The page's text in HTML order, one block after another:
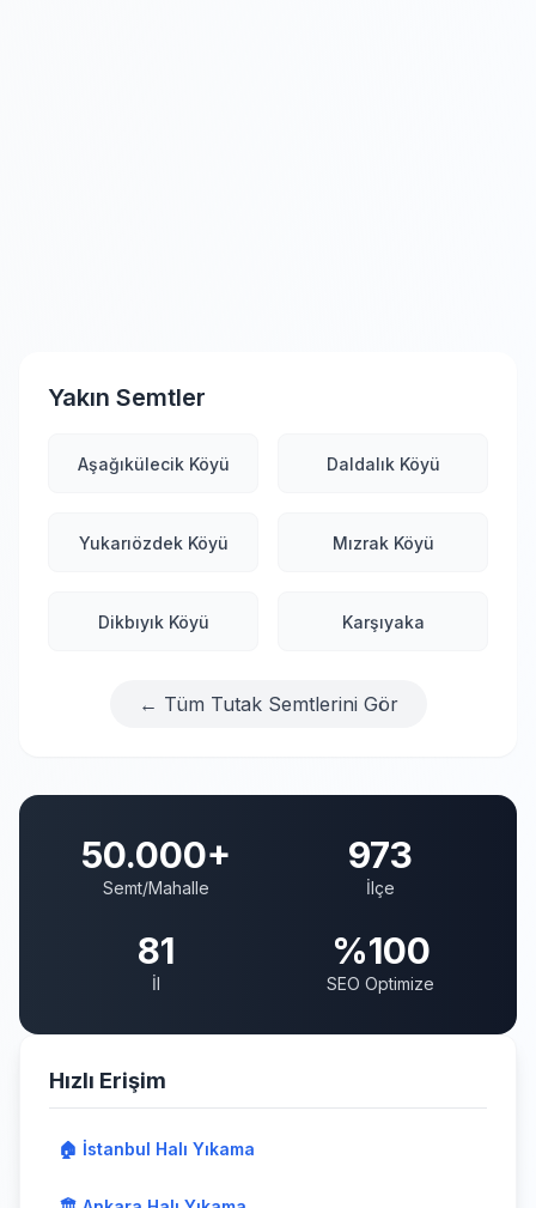
Yakın Semtler
Aşağıkülecik Köyü Daldalık Köyü
Yukarıözdek Köyü Mızrak Köyü
Dikbıyık Köyü Karşıyaka
← Tüm Tutak Semtlerini Gör
50.000+
Semt/Mahalle
973
İlçe
81
İl
%100
SEO Optimize
Hızlı Erişim
🏠 İstanbul Halı Yıkama